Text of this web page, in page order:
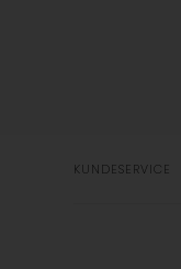
KUNDESERVICE